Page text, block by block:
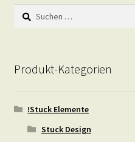
Suchen
nach:
Produkt-Kategorien
!Stuck Elemente
Stuck Design